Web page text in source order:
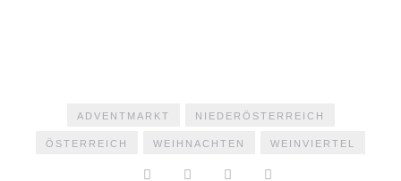
ADVENTMARKT NIEDERÖSTERREICH
ÖSTERREICH WEIHNACHTEN WEINVIERTEL